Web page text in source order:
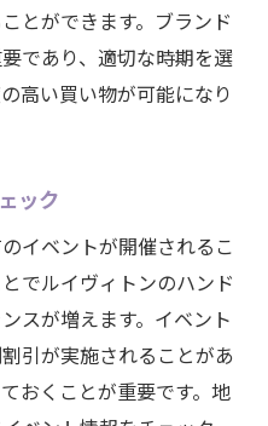
とができます。ブランド
であり、適切な時期を選
高い買い物が可能になり
ック
イベントが開催されるこ
でルイヴィトンのハンド
スが増えます。イベント
引が実施されることがあ
おくことが重要です。地